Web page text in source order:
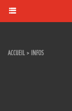
ACCUEIL > INFOS